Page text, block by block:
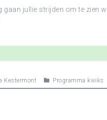
gaan jullie strijden om te zien
Kestermont Programma kwiks